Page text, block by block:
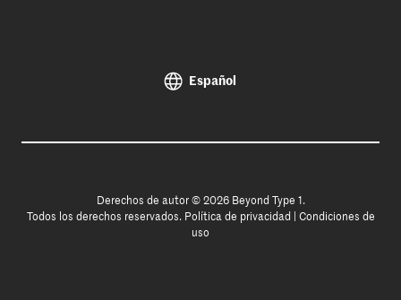
Español
Derechos de autor © 2026 Beyond Type 1.
Todos los derechos reservados. Política de privacidad
Condiciones de
uso